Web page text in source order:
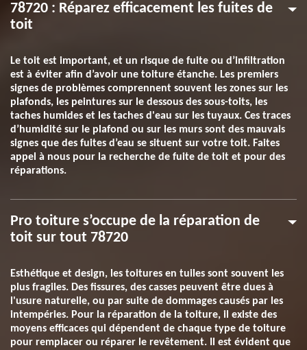
78720 : Réparez efficacement les fuites de
toit
Le toit est important, et un risque de fuite ou d’infiltration
est à éviter afin d’avoir une toiture étanche. Les premiers
signes de problèmes comprennent souvent les zones sur les
plafonds, les peintures sur le dessous des sous-toits, les
taches humides et les taches d'eau sur les tuyaux. Ces traces
d’humidité sur le plafond ou sur les murs sont des mauvais
signes que des fuites d’eau se situent sur votre toit. Faites
appel à nous pour la recherche de fuite de toit et pour des
réparations.
Pro toiture s’occupe de la réparation de
toit sur tout 78720
Esthétique et design, les toitures en tuiles sont souvent les
plus fragiles. Des fissures, des casses peuvent être dues à
l'usure naturelle, ou par suite de dommages causés par les
intempéries. Pour la réparation de la toiture, il existe des
moyens efficaces qui dépendent de chaque type de toiture
pour remplacer ou réparer le revêtement. Il est évident que